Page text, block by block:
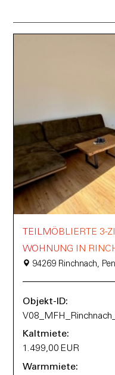
TEILMÖBLIERTE 3-
WOHNUNG IN
94269 Rinchnach,
Objekt-ID:
Kaltmiete:
1.499,00 EUR
Warmmiete: